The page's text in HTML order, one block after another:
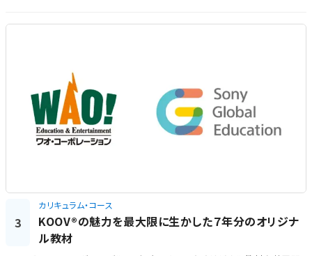
3
カリキュラム・コース
KOOV®の魅力を最大限に生かした７年分のオリジナ
ル教材